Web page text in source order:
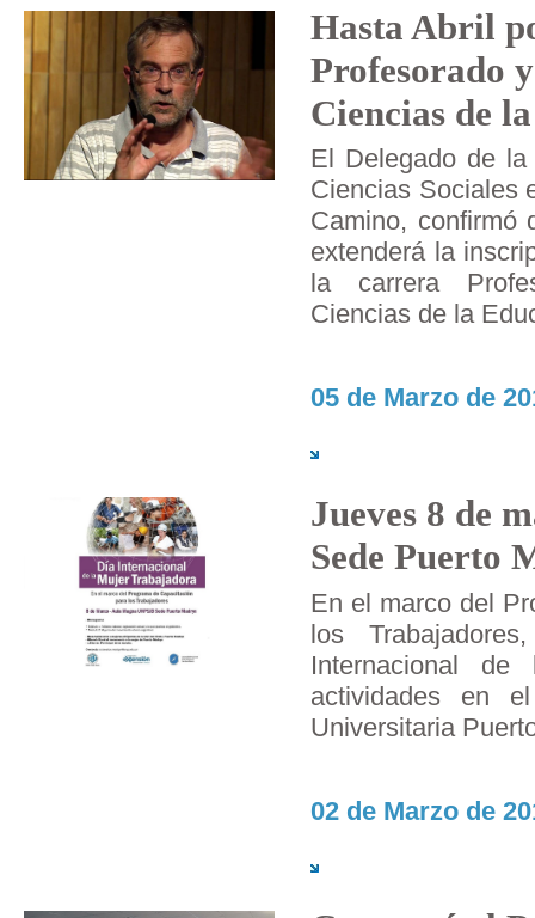
Hasta Abril
Profesorado
Ciencias de
El Delegado de
Ciencias Sociales
Camino, confirmó
extenderá la
la carrera
Ciencias de la
05 de Marzo de
Jueves 8 de
Sede Puerto
En el marco del
los
Internacional de
actividades en
Universitaria
02 de Marzo de